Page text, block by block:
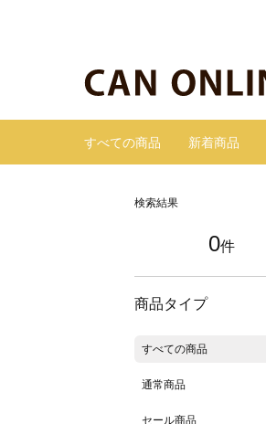
すべての商品 新着商品
検索結果
0件
商品タイプ
すべての商品
通常商品
セール商品